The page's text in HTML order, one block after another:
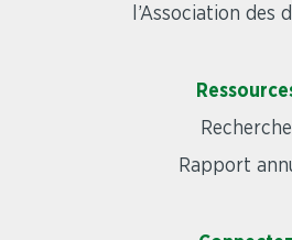
l’Association des
Recherche
Rapport